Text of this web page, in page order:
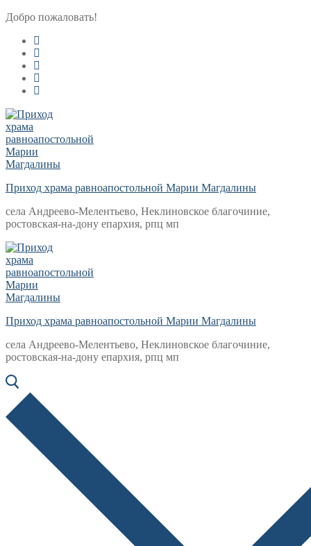
Перейти
содержимому
Меню
Закрыть
Добро пожаловать!
Приход храма равноапостольной Марии Магдалины
села Андреево-Мелентьево, Неклиновское благочиние,
ростовская-на-дону епархия, рпц мп
Приход храма равноапостольной Марии Магдалины
села Андреево-Мелентьево, Неклиновское благочиние,
ростовская-на-дону епархия, рпц мп